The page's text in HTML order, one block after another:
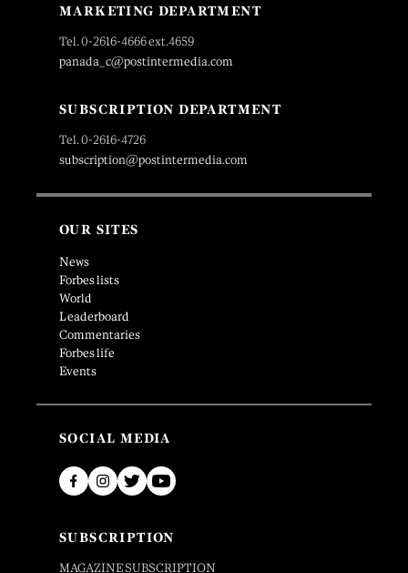
MARKETING DEPARTMENT
Tel. 0-2616-4666 ext.4659
panada_c@postintermedia.com
SUBSCRIPTION DEPARTMENT
Tel. 0-2616-4726
subscription@postintermedia.com
OUR SITES
News
Forbes lists
World
Leaderboard
Commentaries
Forbes life
Events
SOCIAL MEDIA
SUBSCRIPTION
MAGAZINE SUBSCRIPTION